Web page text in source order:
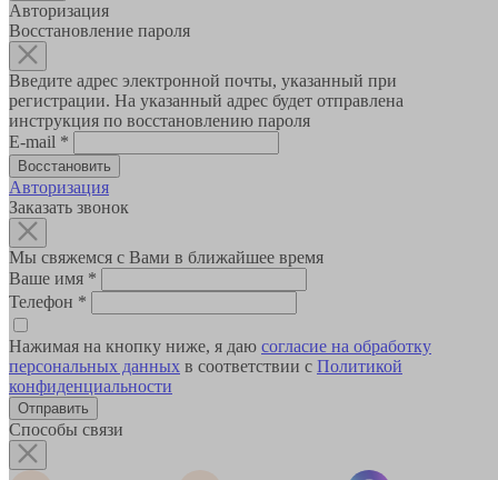
Авторизация
Восстановление пароля
Введите адрес электронной почты, указанный при
регистрации. На указанный адрес будет отправлена
инструкция по восстановлению пароля
E-mail *
Авторизация
Заказать звонок
Мы свяжемся с Вами в ближайшее время
Ваше имя *
Телефон *
Нажимая на кнопку ниже, я даю согласие на обработку
персональных данных в соответствии с Политикой
конфиденциальности
Способы связи